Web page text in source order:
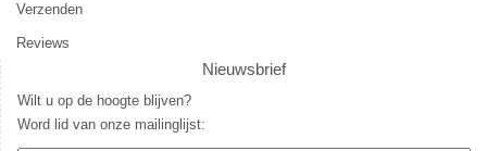
Verzenden
Reviews
Nieuwsbrief
Wilt u op de hoogte blijven?
Word lid van onze mailinglijst: